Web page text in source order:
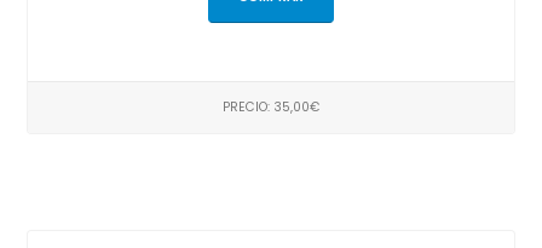
PRECIO: 35,00€